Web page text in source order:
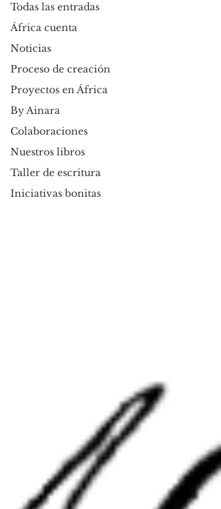
Todas las entradas
África cuenta
Noticias
Proceso de creación
Proyectos en África
By Ainara
Colaboraciones
Nuestros libros
Taller de escritura
Iniciativas bonitas